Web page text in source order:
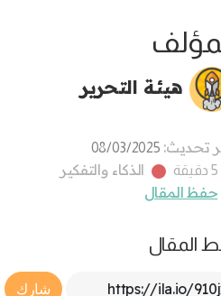
هيئة التحرير
تحديث: 08/03/2025
5 دقيقة
الذكاء والتفكير
حفظ المقال
المقال
Article Link
شارك